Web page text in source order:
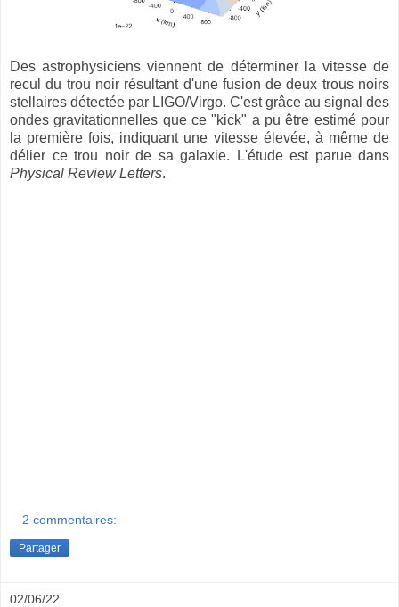
Des astrophysiciens viennent de déterminer la vitesse de
recul du trou noir résultant d'une fusion de deux trous noirs
stellaires détectée par LIGO/Virgo. C'est grâce au signal des
ondes gravitationnelles que ce "kick" a pu être estimé pour
la première fois, indiquant une vitesse élevée, à même de
délier ce trou noir de sa galaxie. L'étude est parue dans
Physical Review Letters.
2 commentaires:
Partager
02/06/22